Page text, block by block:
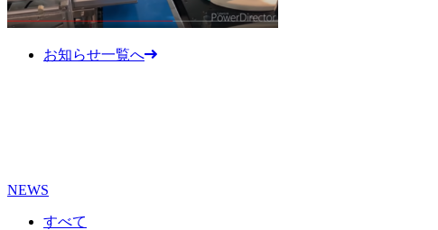
お知らせ一覧へ
NEWS
すべて